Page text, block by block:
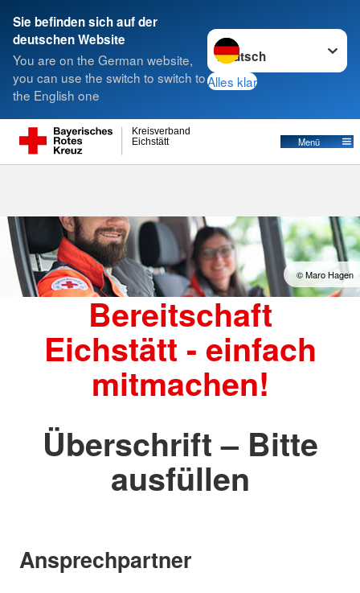
Sie befinden sich auf der
deutschen Website
You are on the German website,
you can use the switch to switch to
the English one
Sprache wechseln zu
Alles klar
Eichstätt
Kreisverband
Menü
Suche
© Maro Hagen
Bereitschaft
Eichstätt - einfach
mitmachen!
Überschrift – Bitte
ausfüllen
Ansprechpartner